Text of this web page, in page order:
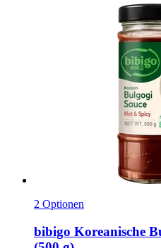
2 Optionen
bibigo Koreanische